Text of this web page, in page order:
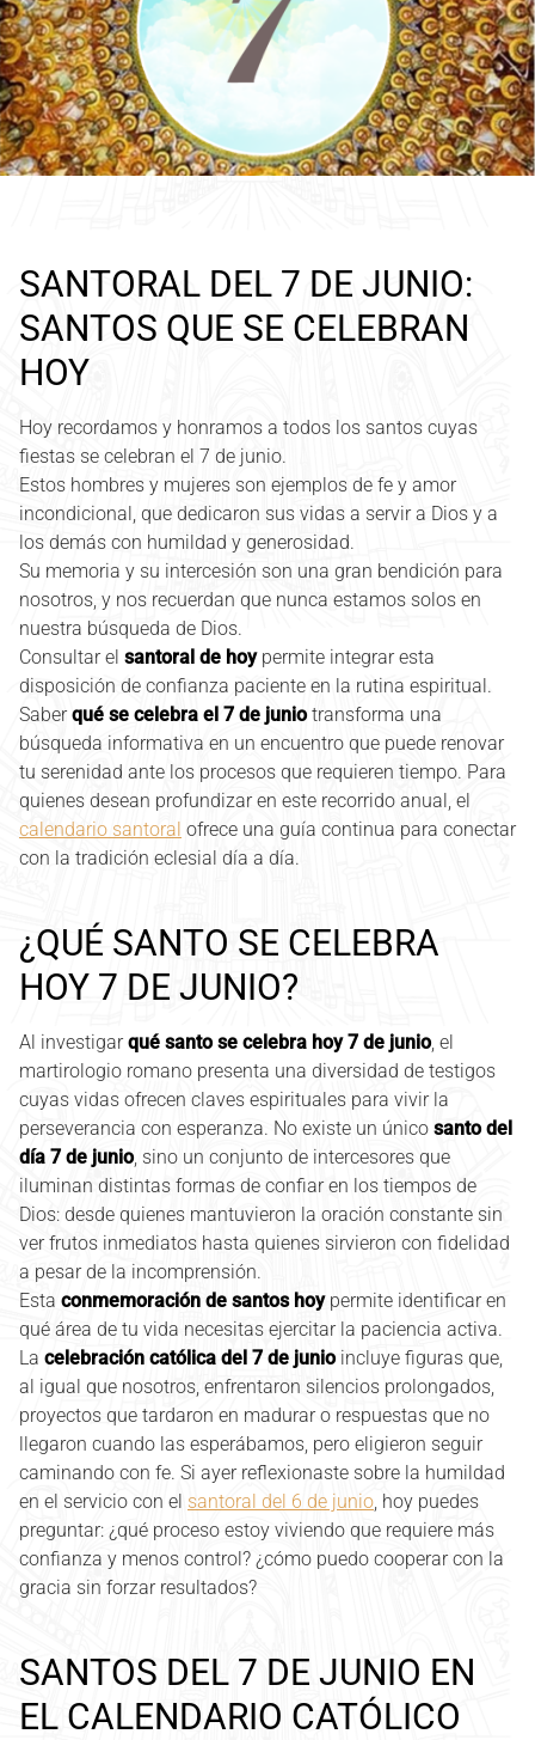
SANTORAL DEL 7 DE JUNIO:
SANTOS QUE SE CELEBRAN
HOY
Hoy recordamos y honramos a todos los santos cuyas
fiestas se celebran el 7 de junio.
Estos hombres y mujeres son ejemplos de fe y amor
incondicional, que dedicaron sus vidas a servir a Dios y a
los demás con humildad y generosidad.
Su memoria y su intercesión son una gran bendición para
nosotros, y nos recuerdan que nunca estamos solos en
nuestra búsqueda de Dios.
Consultar el santoral de hoypermite integrar esta
disposición de confianza paciente en la rutina espiritual.
Saberqué se celebra el 7 de juniotransforma una
búsqueda informativa en un encuentro que puede renovar
tu serenidad ante los procesos que requieren tiempo. Para
quienes desean profundizar en este recorrido anual, el
calendario santoral ofrece una guía continua para conectar
con la tradición eclesial día a día.
¿QUÉ SANTO SE CELEBRA
HOY 7 DE JUNIO?
Al investigarqué santo se celebra hoy 7 de junio, el
martirologio romano presenta una diversidad de testigos
cuyas vidas ofrecen claves espirituales para vivir la
perseverancia con esperanza. No existe un único santo del
día 7 de junio, sino un conjunto de intercesores que
iluminan distintas formas de confiar en los tiempos de
Dios: desde quienes mantuvieron la oración constante sin
ver frutos inmediatos hasta quienes sirvieron con fidelidad
a pesar de la incomprensión.
Esta conmemoración de santos hoypermite identificar en
qué área de tu vida necesitas ejercitar la paciencia activa.
La celebración católica del 7 de junioincluye figuras que,
al igual que nosotros, enfrentaron silencios prolongados,
proyectos que tardaron en madurar o respuestas que no
llegaron cuando las esperábamos, pero eligieron seguir
caminando con fe. Si ayer reflexionaste sobre la humildad
en el servicio con el santoral del 6 de junio, hoy puedes
preguntar: ¿qué proceso estoy viviendo que requiere más
confianza y menos control? ¿cómo puedo cooperar con la
gracia sin forzar resultados?
SANTOS DEL 7 DE JUNIO EN
EL CALENDARIO CATÓLICO